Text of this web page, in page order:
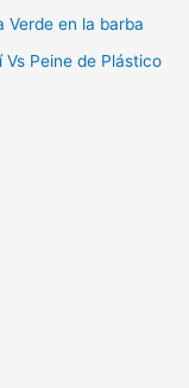
Verde en la barba
Vs Peine de Plástico